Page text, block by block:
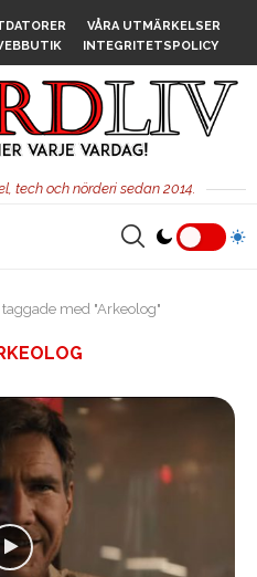
VÅRA UTMÄRKELSER
INTEGRITETSPOLICY
tech och nörderi sedan 2014.
med "Arkeolog"